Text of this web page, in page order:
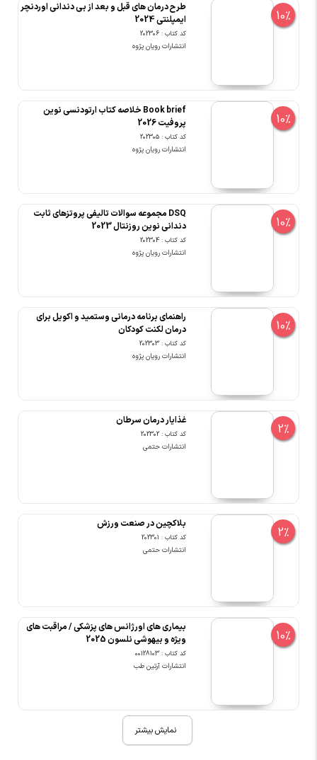
10%
طرح درمان های قبل و بعد از بی دندانی اوردنچر
ایمپلنتی 2024
کد کتاب : 202306
انتشارات رویان پژوه
10%
Book brief خلاصه کتاب ارتودنسی نوین
پروفیت 2026
کد کتاب : 202305
انتشارات رویان پژوه
10%
DSQ مجموعه سوالات تالیفی پروتزهای ثابت
دندانی نوین روزنتال 2023
کد کتاب : 202304
انتشارات رویان پژوه
10%
راهنمای برنامه درمانی وستمید و اکویل برای
درمان لکنت کودکان
کد کتاب : 202303
انتشارات رویان پژوه
2%
غذایار درمان سرطان
کد کتاب : 202302
انتشارات حتمی
2%
بلاکچین در صنعت ورزش
کد کتاب : 202301
انتشارات حتمی
10%
بیماری های اورژانس های پزشکی / مراقبت های
ویژه و بیهوشی نلسون 2025
کد کتاب : 00128103
انتشارات آرتین طب
نمایش بیشتر